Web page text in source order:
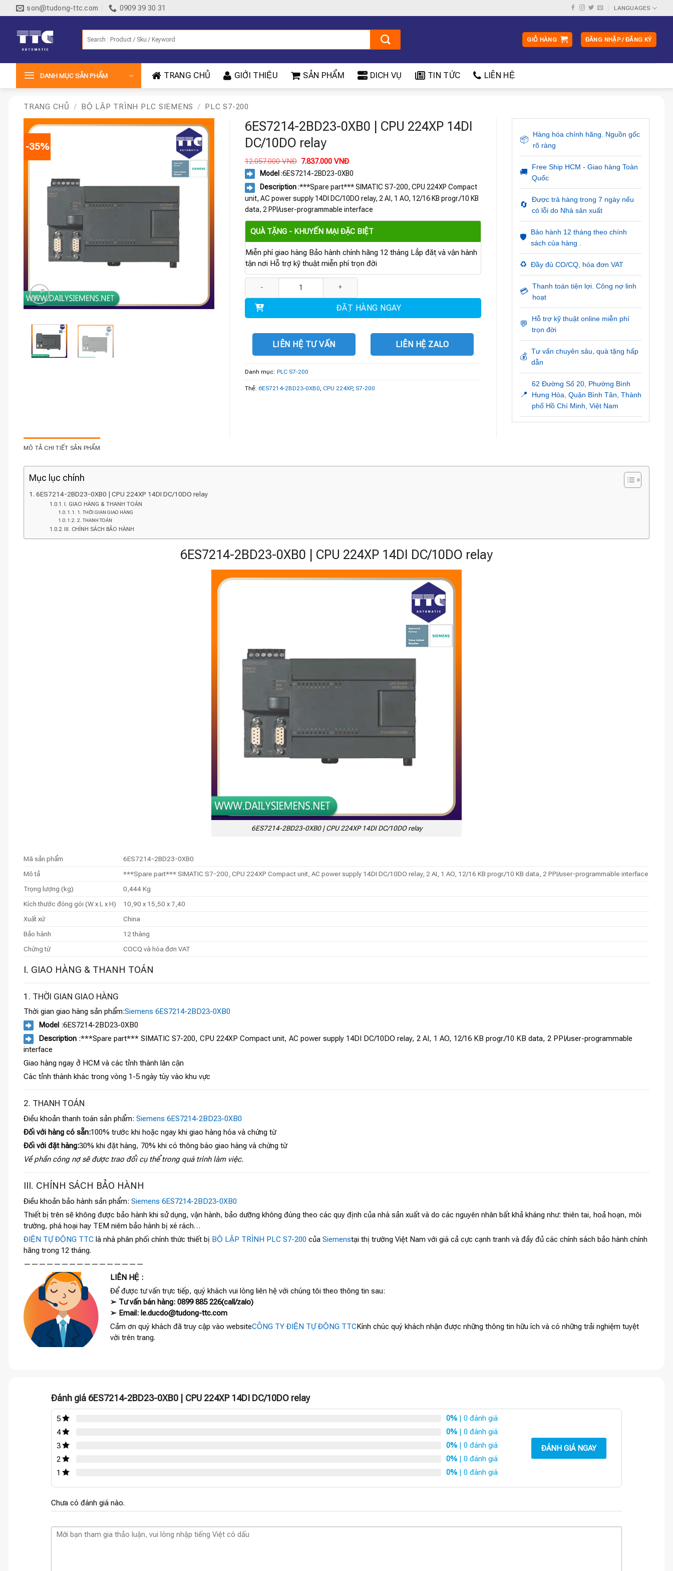
qua
son@tudong-ttc.com 0909 39 30 31 LANGUAGES
GIỎ HÀNG ĐĂNG NHẬP / ĐĂNG KÝ
DANH MỤC SẢN PHẨM TRANG CHỦ GIỚI THIỆU SẢN PHẨM DICH VỤ TIN TỨC LIÊN HỆ
TRANG CHỦ / BỘ LẬP TRÌNH PLC SIEMENS / PLC S7-200
-35%
6ES7214-2BD23-0XB0 | CPU 224XP 14DI
DC/10DO relay
12.057.000VNĐ Giá
gốc
là:
12.057.000 VNĐ.
7.837.000VNĐGiá
hiện
tại
là:
7.837.000 VNĐ.
Model :6ES7214-2BD23-0XB0
Description:***Spare part*** SIMATIC S7-200, CPU 224XP Compact
unit, AC power supply 14DI DC/10DO relay, 2 AI, 1 AO, 12/16 KB progr./10 KB
data, 2 PPI/user-programmable interface
QUÀ TẶNG - KHUYẾN MẠI ĐẶC BIỆT
Miễn phí giao hàng Bảo hành chính hãng 12 tháng Lắp đặt và vận hành
tận nơi Hỗ trợ kỹ thuật miễn phí trọn đời
ĐẶT HÀNG NGAY
LIÊN HỆ TƯ VẤN LIÊN HỆ ZALO
Danh mục: PLC S7-200
Thẻ: 6ES7214-2BD23-0XB0 CPU 224XP, S7-200
📦
Hàng hóa chính hãng. Nguồn gốc
rõ ràng
🚚
Free Ship HCM - Giao hàng Toàn
Quốc
🔄
Được trả hàng trong 7 ngày nếu
có lỗi do Nhà sản xuất
🛡️
Bảo hành 12 tháng theo chính
sách của hàng .
♻️ Đầy đủ CO/CQ, hóa đơn VAT
💳
Thanh toán tiện lợi. Công nợ linh
hoạt
💬
Hỗ trợ kỹ thuật online miễn phí
trọn đời
💰
Tư vấn chuyên sâu, quà tặng hấp
dẫn
📍
62 Đường Số 20, Phường Bình
Hưng Hòa, Quận Bình Tân, Thành
phố Hồ Chí Minh, Việt Nam
MÔ TẢ CHI TIẾT SẢN PHẨM
Mục lục chính
6ES7214-2BD23-0XB0 | CPU 224XP 14DI DC/10DO relay
I. GIAO HÀNG & THANH TOÁN
1. THỜI GIAN GIAO HÀNG
2. THANH TOÁN
III. CHÍNH SÁCH BẢO HÀNH
6ES7214-2BD23-0XB0 | CPU 224XP 14DI DC/10DO relay
6ES7214-2BD23-0XB0 | CPU 224XP 14DI DC/10DO relay
Mã sản phẩm
6ES7214-2BD23-0XB0
Mô tả
***Spare part*** SIMATIC S7-200, CPU 224XP Compact unit, AC power supply 14DI DC/10DO relay, 2 AI, 1 AO, 12/16 KB progr./10 KB data, 2 PPI/user-programmable interface
Trọng lượng (kg)
0,444 Kg
Kích thước đóng gói (W x L x H)
10,90 x 15,50 x 7,40
Xuất xứ
China
Bảo hành
12 tháng
Chứng từ
COCQ và hóa đơn VAT
I. GIAO HÀNG & THANH TOÁN
1. THỜI GIAN GIAO HÀNG
Thời gian giao hàng sản phẩm:Siemens 6ES7214-2BD23-0XB0
Model :6ES7214-2BD23-0XB0
Description :***Spare part*** SIMATIC S7-200, CPU 224XP Compact unit, AC power supply 14DI DC/10DO relay, 2 AI, 1 AO, 12/16 KB progr./10 KB data, 2 PPI/user-programmable
interface
Giao hàng ngay ở HCM và các tỉnh thành lân cận
Các tỉnh thành khác trong vòng 1-5 ngày tùy vào khu vực
2. THANH TOÁN
Điều khoản thanh toán sản phẩm: Siemens 6ES7214-2BD23-0XB0
Đối với hàng có sẵn:100% trước khi hoặc ngay khi giao hàng hóa và chứng từ
Đối với đặt hàng:30% khi đặt hàng, 70% khi có thông báo giao hàng và chứng từ
Về phần công nợ sẽ được trao đổi cụ thể trong quá trình làm việc.
III. CHÍNH SÁCH BẢO HÀNH
Điều khoản bảo hành sản phẩm: Siemens 6ES7214-2BD23-0XB0
Thiết bị trên sẽ không được bảo hành khi sử dụng, vận hành, bảo dưỡng không đúng theo các quy định của nhà sản xuất và do các nguyên nhân bất khả kháng như: thiên tai, hoả hoạn, môi
trường, phá hoại hay TEM niêm bảo hành bị xé rách…
ĐIỆN TỰ ĐỘNG TTC là nhà phân phối chính thức thiết bị BỘ LẬP TRÌNH PLC S7-200 của Siemenstại thị trường Việt Nam với giá cả cực cạnh tranh và đầy đủ các chính sách bảo hành chính
hãng trong 12 tháng.
————————————————
LIÊN HỆ :
Để được tư vấn trực tiếp, quý khách vui lòng liên hệ với chúng tôi theo thông tin sau:
➢ Tư vấn bán hàng: 0899 885 226(call/zalo)
➢ Email: le.ducdo@tudong-ttc.com
Cảm ơn quý khách đã truy cập vào websiteCÔNG TY ĐIỆN TỰ ĐỘNG TTCKính chúc quý khách nhận được những thông tin hữu ích và có những trải nghiệm tuyệt
vời trên trang.
Đánh giá 6ES7214-2BD23-0XB0 | CPU 224XP 14DI DC/10DO relay
5 0% | 0 đánh giá
4
0% | 0 đánh giá
3
0% | 0 đánh giá
2
0% | 0 đánh giá
1
0% | 0 đánh giá
ĐÁNH GIÁ NGAY
Chưa có đánh giá nào.